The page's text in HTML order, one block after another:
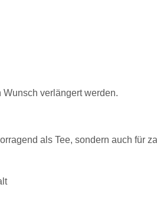
verlängert werden.
als Tee, sondern auch für